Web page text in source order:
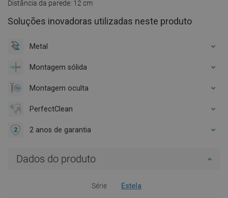
Distância da parede: 12 cm
Soluções inovadoras utilizadas neste produto
Metal
Montagem sólida
Montagem oculta
PerfectClean
2 anos de garantia
Dados do produto
Série Estela